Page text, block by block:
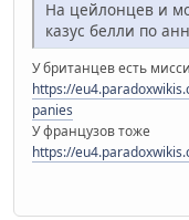
На цейлонцев и
казус белли по
У британцев есть
https://
panies
У французов тоже
https://